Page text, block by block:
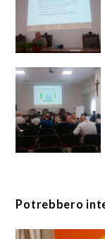
Potrebbero